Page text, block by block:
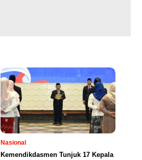
Nasional
Kemendikdasmen Tunjuk 17 Kepala